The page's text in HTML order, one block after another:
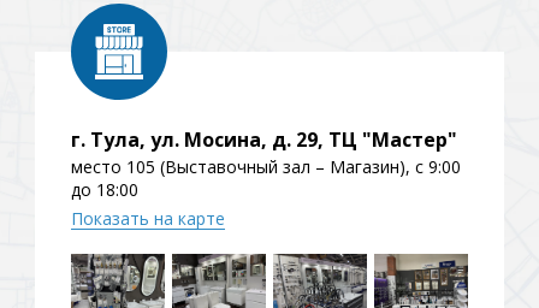
г. Тула, ул. Мосина, д. 29, ТЦ "Мастер"
место 105 (Выставочный зал – Магазин), с 9:00
до 18:00
Показать на карте